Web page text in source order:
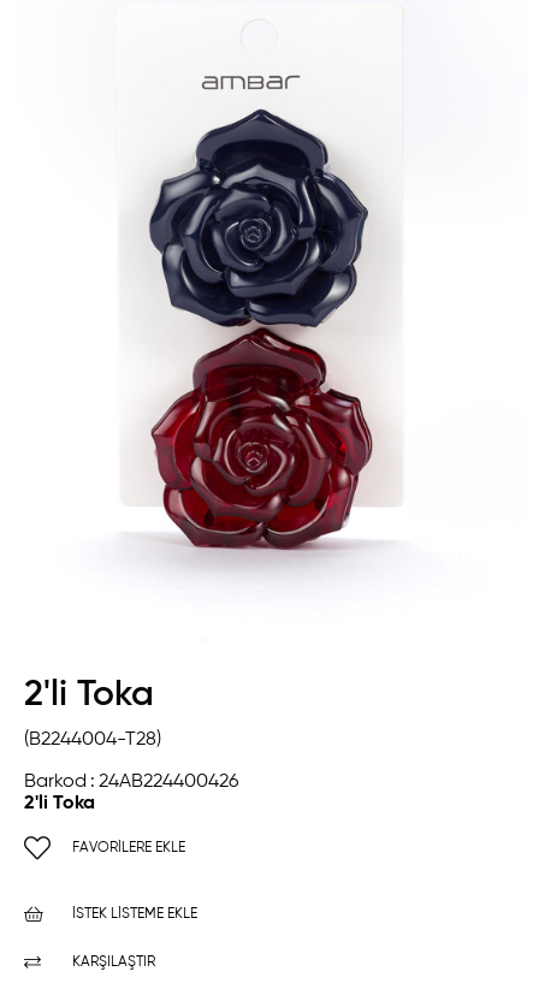
2'li Toka
(B2244004-T28)
Barkod : 24AB224400426
2'li Toka
FAVORILERE EKLE
İSTEK LISTEME EKLE
KARŞILAŞTIR